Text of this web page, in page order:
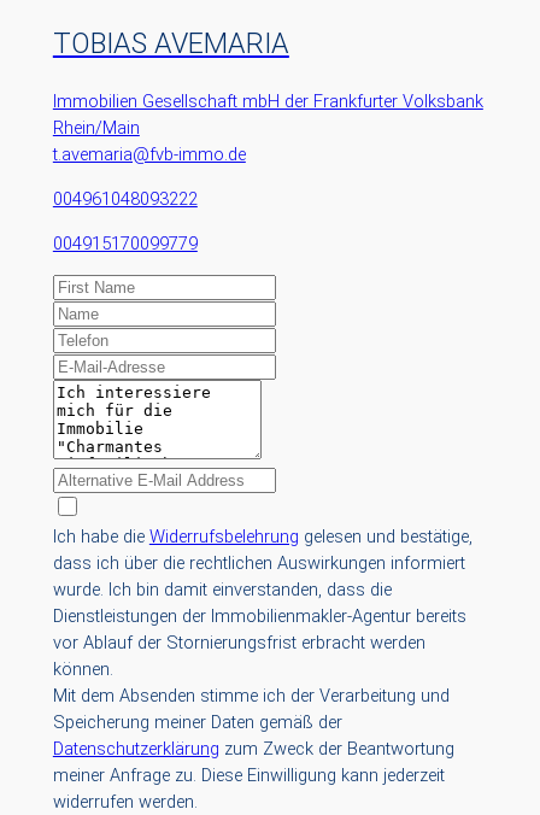
TOBIAS AVEMARIA
Immobilien Gesellschaft mbH der Frankfurter Volksbank
Rhein/Main
t.avemaria@fvb-immo.de
004961048093222
004915170099779
Ich habe die Widerrufsbelehrung gelesen und bestätige,
dass ich über die rechtlichen Auswirkungen informiert
wurde. Ich bin damit einverstanden, dass die
Dienstleistungen der Immobilienmakler-Agentur bereits
vor Ablauf der Stornierungsfrist erbracht werden
können.
Mit dem Absenden stimme ich der Verarbeitung und
Speicherung meiner Daten gemäß der
Datenschutzerklärung zum Zweck der Beantwortung
meiner Anfrage zu. Diese Einwilligung kann jederzeit
widerrufen werden.